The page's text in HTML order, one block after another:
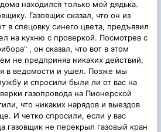
находился только мой дядька.
Газовщик сказал, что он из
спецовку синего цвета, предъявил
на кухню с проверкой. Посмотрев с
, он сказал, что вот в этом
не предприняв никаких действий,
в ведомости и ушел. Позже мы
и спросили были ли от вас на
газопровода на Пионерской
что никаких нарядов и выездов
И четко спросили, если у вас
газовщик не перекрыл газовый кран